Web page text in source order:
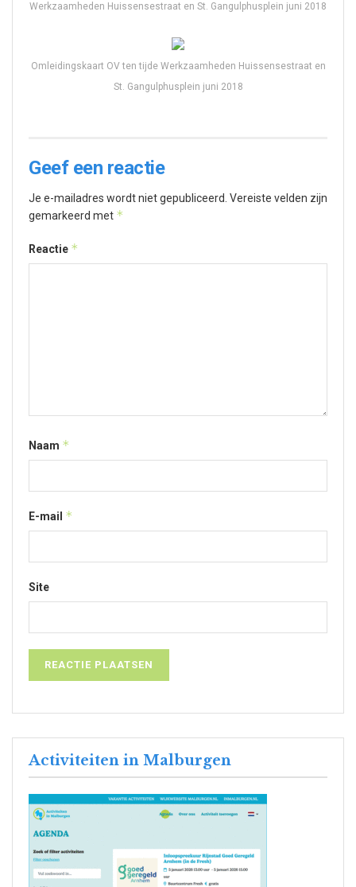
Werkzaamheden Huissensestraat en St. Gangulphusplein juni 2018
Omleidingskaart OV ten tijde Werkzaamheden Huissensestraat en
St. Gangulphusplein juni 2018
Geef een reactie
Je e-mailadres wordt niet gepubliceerd. Vereiste velden zijn
gemarkeerd met *
Reactie *
Naam *
E-mail *
Site
Activiteiten in Malburgen